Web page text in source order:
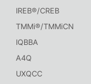
IREB®/CREB
TMMi®/TMMiCN
IQBBA
A4Q
UXQCC